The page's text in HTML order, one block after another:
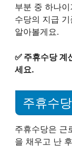
부분 중 하나
수당의 지급
알아볼게요.
✅ 주휴수당 계
세요.
주휴수
주휴수당은 근
을 채우고 난